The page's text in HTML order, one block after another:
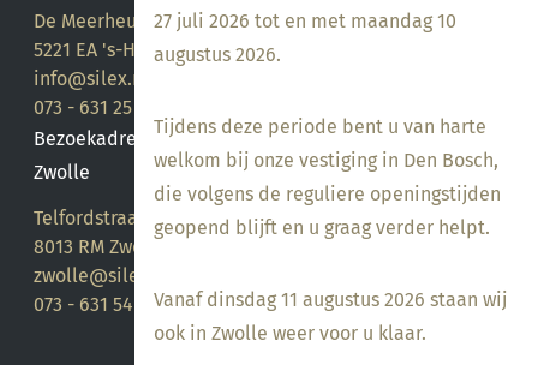
27 juli 2026 tot en met maandag 10
augustus 2026.
Tijdens deze periode bent u van harte
welkom bij onze vestiging in Den Bosch,
die volgens de reguliere openingstijden
geopend blijft en u graag verder helpt.
Vanaf dinsdag 11 augustus 2026 staan wij
ook in Zwolle weer voor u klaar.
De Meerheuvel 21
5221 EA 's-Hertogenbosch
info@silex.nl
073 - 631 25 28
Bezoekadres
Zwolle
Telfordstraat 14
8013 RM Zwolle
zwolle@silex.nl
073 - 631 54 05